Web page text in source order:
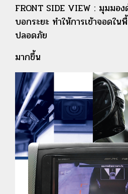
FRONT SIDE VIEW : มุมมอ
บอกระยะ ทำให้การเข้าจอดใ
ปลอดภัย
มากขึ้น